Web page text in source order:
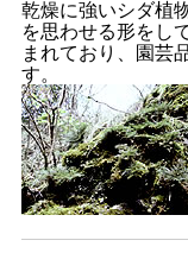
乾燥に強いシダ植
を思わせる形をし
まれており、園芸
す。